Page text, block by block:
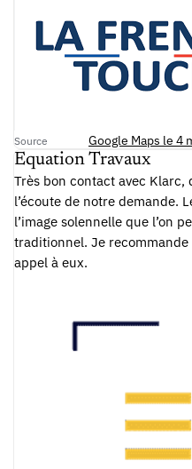
Source Google Maps le 4
Equation Travaux
Très bon contact avec Klarc,
l’écoute de notre demande.
l’image solennelle que l’on
traditionnel. Je recommande
appel à eux.